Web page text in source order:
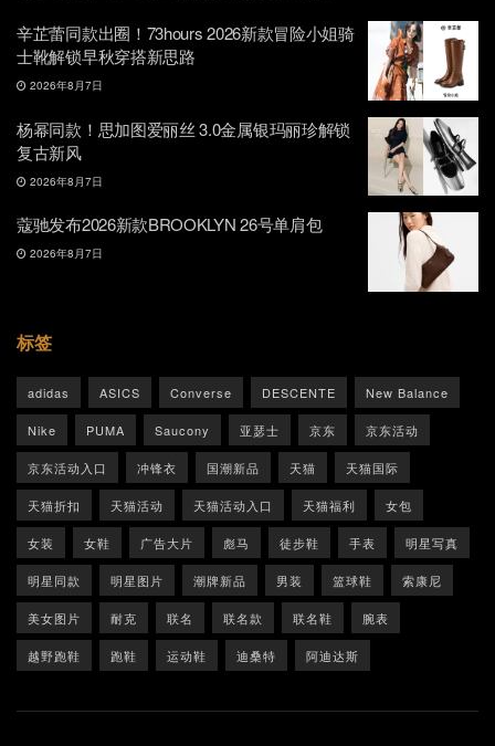
辛芷蕾同款出圈！73hours 2026新款冒险小姐骑
士靴解锁早秋穿搭新思路
2026年8月7日
杨幂同款！思加图爱丽丝 3.0金属银玛丽珍解锁
复古新风
2026年8月7日
蔻驰发布2026新款BROOKLYN 26号单肩包
2026年8月7日
标签
adidas ASICS Converse DESCENTE New Balance
Nike PUMA Saucony 亚瑟士 京东 京东活动
京东活动入口 冲锋衣 国潮新品 天猫 天猫国际
天猫折扣 天猫活动 天猫活动入口 天猫福利 女包
女装 女鞋 广告大片 彪马 徒步鞋 手表 明星写真
明星同款 明星图片 潮牌新品 男装 篮球鞋 索康尼
美女图片 耐克 联名 联名款 联名鞋 腕表
越野跑鞋 跑鞋 运动鞋 迪桑特 阿迪达斯